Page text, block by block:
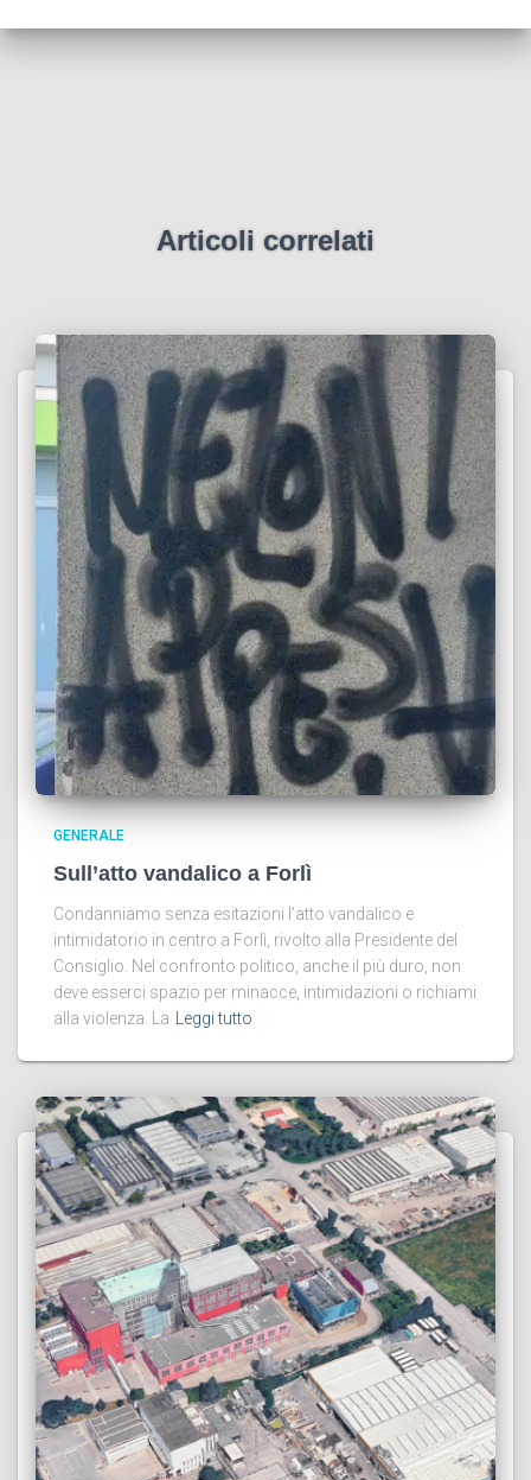
Articoli correlati
GENERALE
Sull’atto vandalico a Forlì
Condanniamo senza esitazioni l’atto vandalico e
intimidatorio in centro a Forlì, rivolto alla Presidente del
Consiglio. Nel confronto politico, anche il più duro, non
deve esserci spazio per minacce, intimidazioni o richiami
alla violenza. La
Leggi tutto